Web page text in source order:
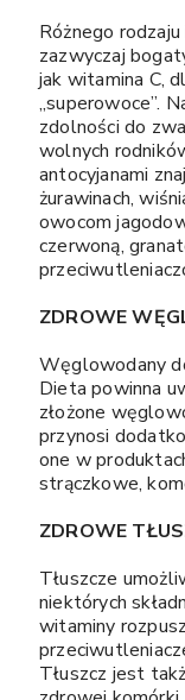
Różnego
zazwyczaj
jak witamina C,
„superowoce”.
zdolności do
wolnych
antocyjanami
żurawinach,
owocom
czerwoną,
ZDROWE
Węglowodany
Dieta powinna
złożone
przynosi
one w
strączkowe,
ZDROWE
Tłuszcze
niektórych
witaminy
Tłuszcz jest